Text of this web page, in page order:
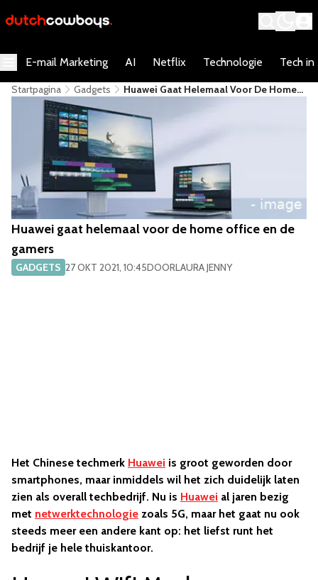
E-mail Marketing AI Netflix Technologie Tech in
Startpagina Gadgets
​Huawei Gaat Helemaal Voor De Home
​Huawei gaat helemaal voor de home office en de
gamers
GADGETS 27 OKT 2021, 10:45DOORLAURA JENNY
Het Chinese techmerk Huawei is groot geworden door
smartphones, maar inmiddels wil het zich duidelijk laten
zien als overall techbedrijf. Nu is Huawei al jaren bezig
met netwerktechnologie zoals 5G, maar het gaat nu ook
steeds meer een andere kant op: het liefst runt het
bedrijf je hele thuiskantoor.